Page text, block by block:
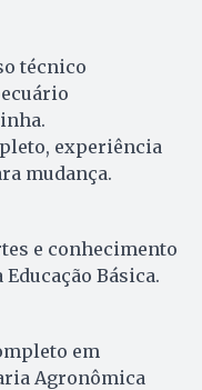
técnico
experiência
mudança.
e conhecimento
Básica.
em
Agronômica